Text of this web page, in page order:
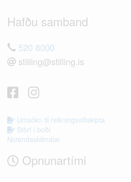
Hafðu samband
520 8000
stilling@stilling.is
Umsókn til reikningsviðskipta
Störf í boði
Notendaskilmálar
Opnunartími